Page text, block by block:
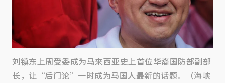
刘镇东上周受委成为马来西亚史上首位华裔国防部副部
长，让“后门论”一时成为马国人最新的话题。（海峡